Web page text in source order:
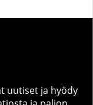
uutiset ja hyödy